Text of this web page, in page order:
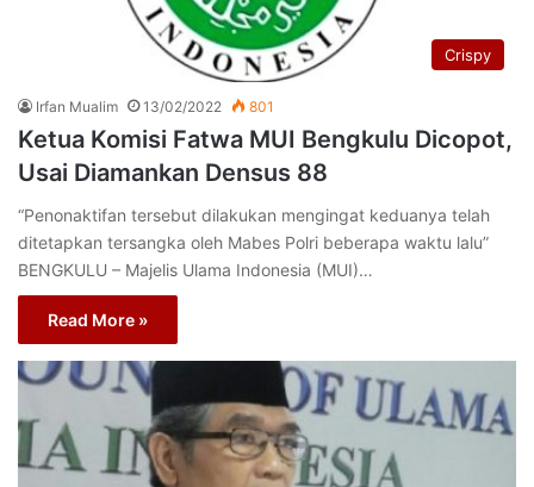
Crispy
Irfan Mualim 13/02/2022 801
Ketua Komisi Fatwa MUI Bengkulu Dicopot,
Usai Diamankan Densus 88
“Penonaktifan tersebut dilakukan mengingat keduanya telah
ditetapkan tersangka oleh Mabes Polri beberapa waktu lalu”
BENGKULU – Majelis Ulama Indonesia (MUI)…
Read More »